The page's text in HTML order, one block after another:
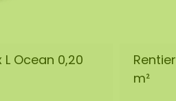
Ocean 0,20
m²